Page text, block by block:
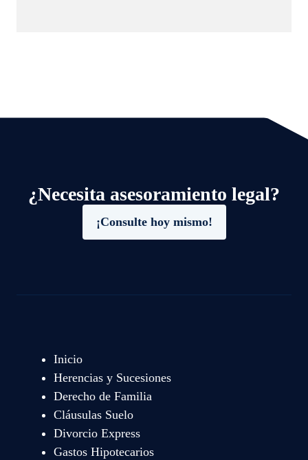
¿Necesita asesoramiento legal?
¡Consulte hoy mismo!
Inicio
Herencias y Sucesiones
Derecho de Familia
Cláusulas Suelo
Divorcio Express
Gastos Hipotecarios